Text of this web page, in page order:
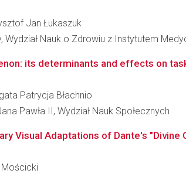
Jan Łukaszuk
Wydział Nauk o Zdrowiu z Instytutem
its determinants and effects on
Patrycja Błachnio
Pawła II, Wydział Nauk Społecznych
Visual Adaptations of Dante's "Divine
Mościcki